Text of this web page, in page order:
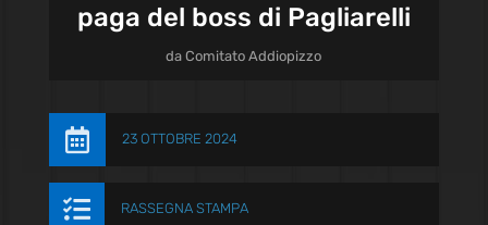
paga del boss di Pagliarelli
daComitato Addiopizzo
 23 OTTOBRE 2024
 RASSEGNA STAMPA